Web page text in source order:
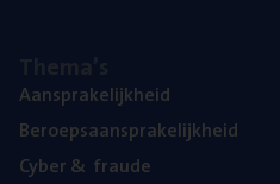
Aan­spra­ke­lijk­heid
Beroeps­aan­spra­ke­lijk­heid
Cyber& fraude